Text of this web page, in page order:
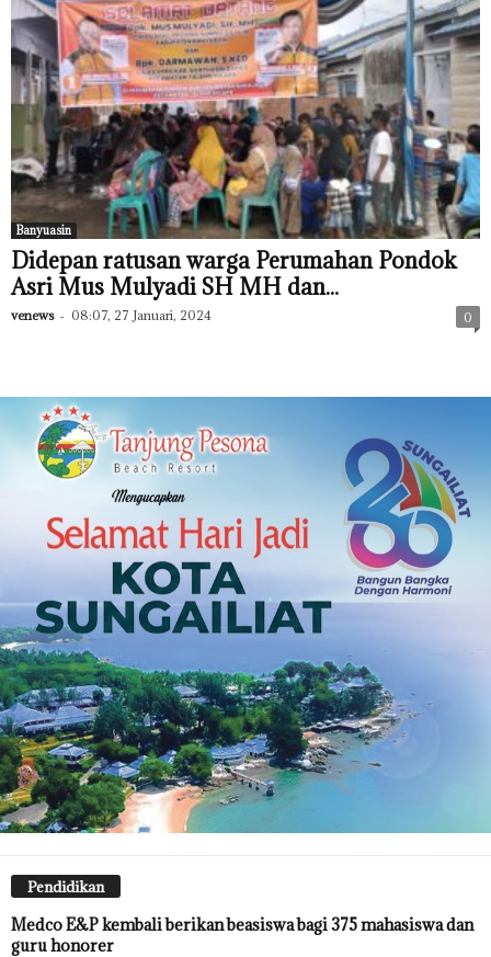
Banyuasin
Didepan ratusan warga Perumahan Pondok
Asri Mus Mulyadi SH MH dan...
venews - 08:07, 27 Januari, 2024 0
Pendidikan
Medco E&P kembali berikan beasiswa bagi 375 mahasiswa dan
guru honorer